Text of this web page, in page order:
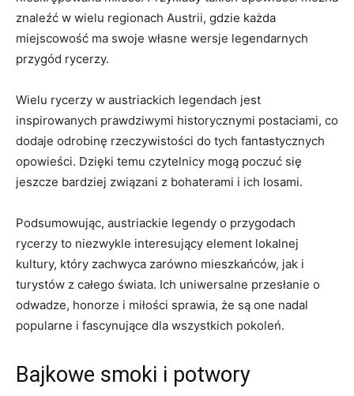
znaleźć w wielu regionach Austrii, gdzie każda
miejscowość ma swoje własne wersje legendarnych​
przygód rycerzy.
Wielu rycerzy w austriackich legendach jest
inspirowanych prawdziwymi historycznymi postaciami,⁣ co
dodaje odrobinę ‌rzeczywistości do tych‍ fantastycznych ​
opowieści. Dzięki temu⁣ czytelnicy mogą poczuć się
jeszcze bardziej związani ⁤z bohaterami​ i ich losami.
Podsumowując, austriackie legendy o ‍przygodach
rycerzy to niezwykle interesujący element lokalnej
kultury, który zachwyca zarówno mieszkańców, jak ‍i
turystów z całego świata. Ich uniwersalne przesłanie o
odwadze, honorze i miłości sprawia, ‌że są one nadal
popularne‌ i fascynujące dla wszystkich pokoleń.
Bajkowe smoki i potwory